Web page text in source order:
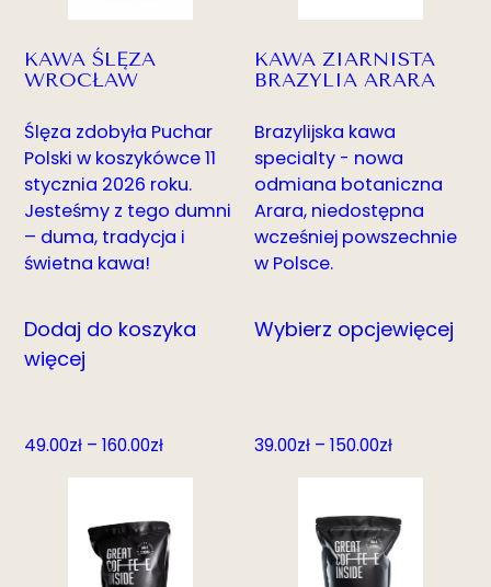
KAWA ŚLĘZA
WROCŁAW
Ślęza zdobyła Puchar
Polski w koszykówce 11
stycznia 2026 roku.
Jesteśmy z tego dumni
– duma, tradycja i
świetna kawa!
Dodaj do koszyka
więcej
KAWA ZIARNISTA
BRAZYLIA ARARA
Brazylijska kawa
specialty - nowa
odmiana botaniczna
Arara, niedostępna
wcześniej powszechnie
w Polsce.
Wybierz opcjewięcej
49.00zł – 160.00złZakres
49.00zł
do
160.00zł
39.00zł – 150.00złZakres
39.00zł
do